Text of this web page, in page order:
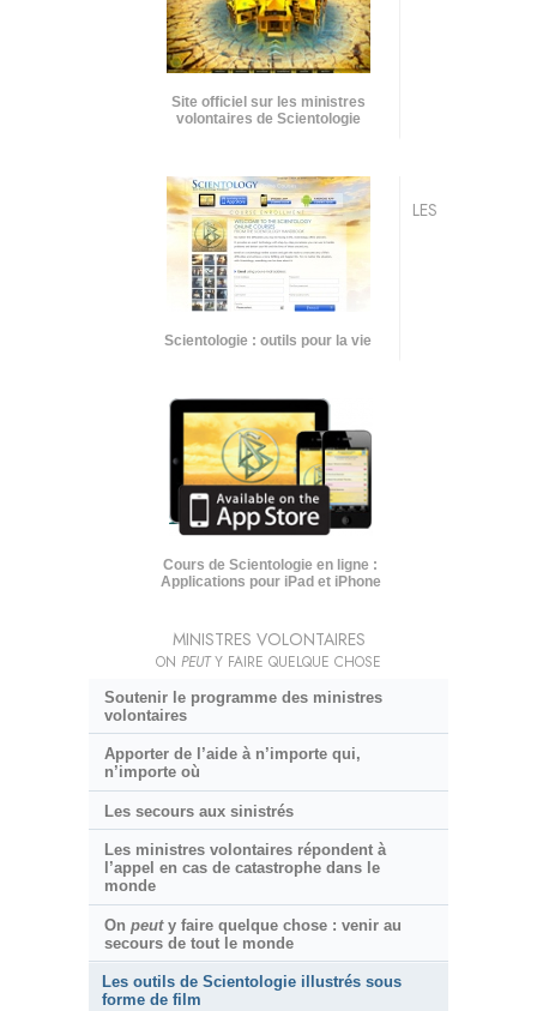
Site officiel sur les ministres
volontaires de Scientologie
Scientologie : outils pour la vie
Cours de Scientologie en ligne :
Applications pour iPad et iPhone
LES
MINISTRES VOLONTAIRES
ON PEUTY FAIRE QUELQUE CHOSE
Soutenir le programme des ministres
volontaires
Apporter de l’aide à n’importe qui,
n’importe où
Les secours aux sinistrés
Les ministres volontaires répondent à
l’appel en cas de catastrophe dans le
monde
On peuty faire quelque chose : venir au
secours de tout le monde
Les outils de Scientologie illustrés sous
forme de film